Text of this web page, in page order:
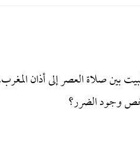
بين صلاة العصر إلى أذان
وجود الضرر؟